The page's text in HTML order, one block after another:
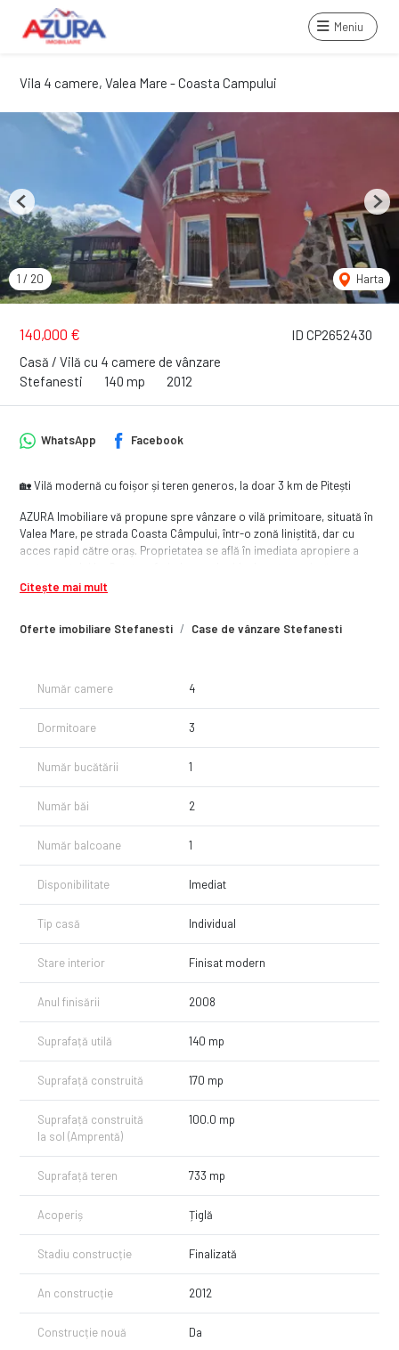
Meniu
Vila 4 camere, Valea Mare - Coasta Campului
ID CP2652430
140,000 €
Casă / Vilă cu 4 camere de vânzare
Stefanesti
140 mp 2012
1 / 20 Harta
Previous Next
Oferte imobiliare Stefanesti Case de vânzare Stefanesti
WhatsApp Facebook
🏡 Vilă modernă cu foișor și teren generos, la doar 3 km de Pitești
AZURA Imobiliare vă propune spre vânzare o vilă primitoare, situată în
Valea Mare, pe strada Coasta Câmpului, într-o zonă liniștită, dar cu
acces rapid către oraș. Proprietatea se află în imediata apropiere a
confortabilă și relaxată.
🌳 Teren: 730 mp
Construită pe parter și mansardă, vila dispune de 4 camere spațioase,
cu o compartimentare practică și luminoasă, perfectă pentru o familie
✅ Caracteristici principale:
Suprafață utilă 140 mp
Teren de 730 mp, cu grădină și posibilități de amenajare
Foișor de 20 mp, ideal pentru mese în familie și momente de relaxare
Casă complet mobilată și utilată, gata de mutare
Toate utilitățile disponibile
📍 Localizare: doar 3 km de Pitești, cu acces facil către oraș și toate
punctele de interes.
Citește mai mult
Număr camere 4
Dormitoare 3
Număr bucătării 1
Număr băi 2
Număr balcoane 1
Disponibilitate Imediat
Tip casă Individual
Stare interior Finisat modern
Anul finisării 2008
Suprafață utilă 140 mp
Suprafață construită 170 mp
Suprafață construită
la sol (Amprentă)
100.0 mp
Suprafață teren 733 mp
Acoperiș Țiglă
Stadiu construcție Finalizată
An construcție 2012
Construcție nouă Da